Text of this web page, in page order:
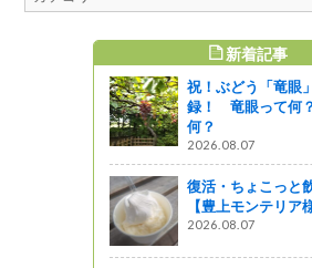
新着記事
祝！ぶどう「竜眼
録！ 竜眼って何
何？
2026.08.07
復活・ちょこっと
【豊上モンテリア
2026.08.07